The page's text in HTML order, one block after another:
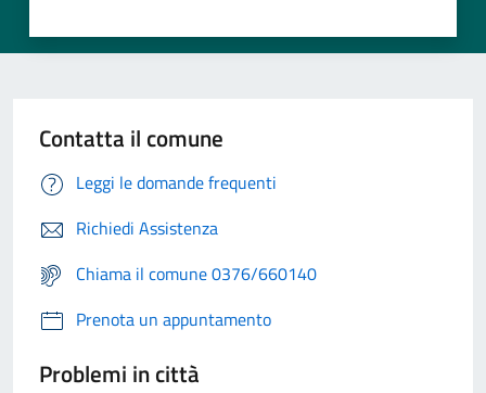
Contatta il comune
Leggi le domande frequenti
Richiedi Assistenza
Chiama il comune 0376/660140
Prenota un appuntamento
Problemi in città